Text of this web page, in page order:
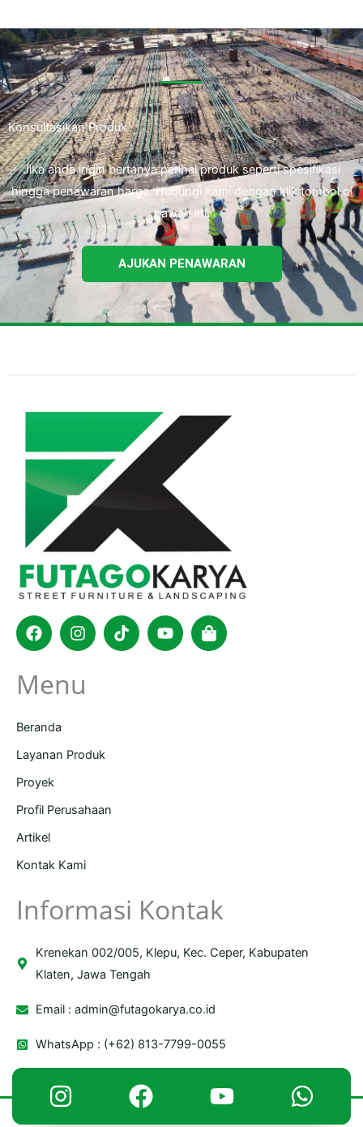
Konsultasikan Produk
Jika anda ingin bertanya perihal produk seperti spesifikasi
hingga penawaran harga. Hubungi kami dengan klik tombol di
bawah ini.
AJUKAN PENAWARAN
FacebookInstagram
TiktokYoutubeShopping-
bag
Menu
Beranda
Layanan Produk
Proyek
Profil Perusahaan
Artikel
Kontak Kami
Informasi Kontak
Krenekan 002/005, Klepu, Kec. Ceper, Kabupaten
Klaten, Jawa Tengah
Email :admin@futagokarya.co.id
WhatsApp : (+62) 813-7799-0055